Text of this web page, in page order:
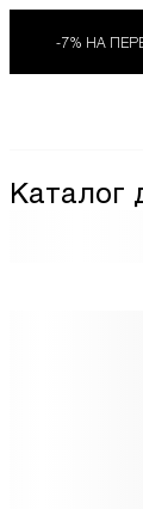
-7% НА
Каталог